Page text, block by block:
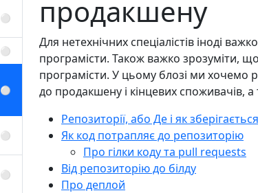
⚪️
⚪️
⚪️
⚪️
⚪️
продакшену
Для нетехнічних спеціалістів іноді
програмісти. Також важко зрозуміти,
програмісти. У цьому блозі ми хочемо
до продакшену і кінцевих споживачів,
Репозиторії, або Де і як
Як код потрапляє до репозиторію
Про гілки коду та pull requests
Від репозиторію до білду
Про деплой